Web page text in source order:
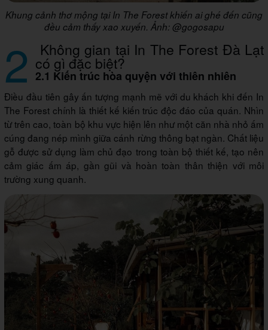
Khung cảnh thơ mộng tại In The Forest khiến ai ghé đến cũng
đều cảm thấy xao xuyến. Ảnh: @gogosapu
2 Không gian tại In The Forest Đà Lạt
có gì đặc biệt?
2.1 Kiến trúc hòa quyện với thiên nhiên
Điều đầu tiên gây ấn tượng mạnh mẽ với du khách khi đến In
The Forest chính là thiết kế kiến trúc độc đáo của quán. Nhìn
từ trên cao, toàn bộ khu vực hiện lên như một căn nhà nhỏ ấm
cúng đang nép mình giữa cánh rừng thông bạt ngàn. Chất liệu
gỗ được sử dụng làm chủ đạo trong toàn bộ thiết kế, tạo nên
cảm giác ấm áp, gần gũi và hoàn toàn thân thiện với môi
trường xung quanh.